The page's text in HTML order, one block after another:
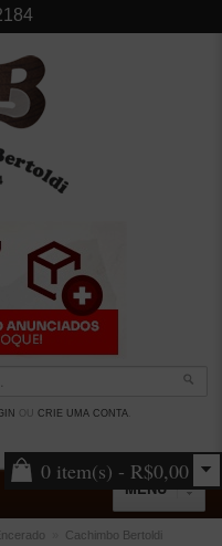
CRIE UMA CONTA.
0 item(s) - R$0,00
MENU
Cachimbo Bertoldi